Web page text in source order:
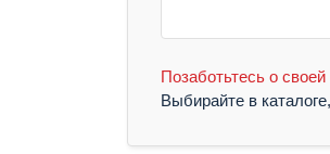
Позаботьтесь о
Выбирайте в